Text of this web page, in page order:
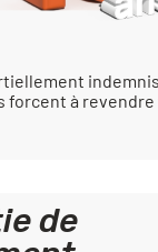
forcent à revendre
de